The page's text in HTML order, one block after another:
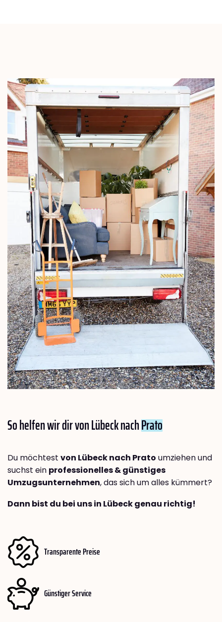
So helfen wir dir von Lübeck nachPrato
Du möchtest von Lübeck nach Prato umziehen und
suchst ein professionelles & günstiges
Umzugsunternehmen, das sich um alles kümmert?
Dann bist du bei uns in Lübeck genau richtig!
Transparente Preise
Günstiger Service